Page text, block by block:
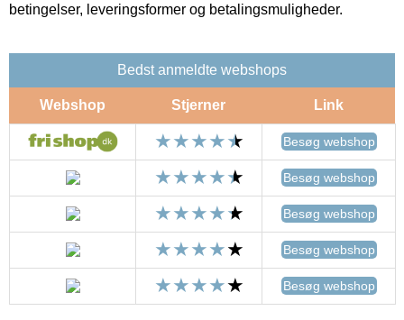
betingelser, leveringsformer og betalingsmuligheder.
Bedst anmeldte webshops
Webshop Stjerner Link
Besøg webshop
Besøg webshop
Besøg webshop
Besøg webshop
Besøg webshop